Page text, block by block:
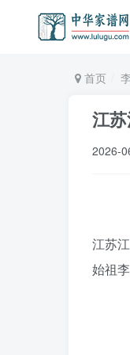
首页
江
2026-
江苏
始祖